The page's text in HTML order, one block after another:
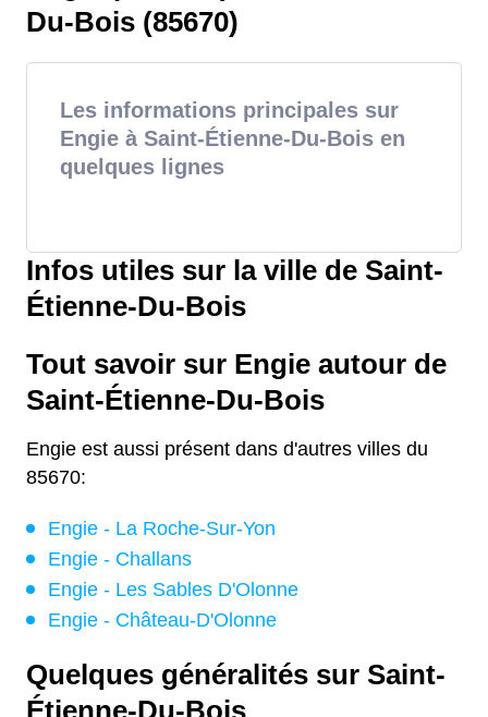
Du-Bois (85670)
Les informations principales sur
Engie à Saint-Étienne-Du-Bois en
quelques lignes
Infos utiles sur la ville de Saint-
Étienne-Du-Bois
Tout savoir sur Engie autour de
Saint-Étienne-Du-Bois
Engie est aussi présent dans d'autres villes du
85670:
Engie - La Roche-Sur-Yon
Engie - Challans
Engie - Les Sables D'Olonne
Engie - Château-D'Olonne
Quelques généralités sur Saint-
Étienne-Du-Bois